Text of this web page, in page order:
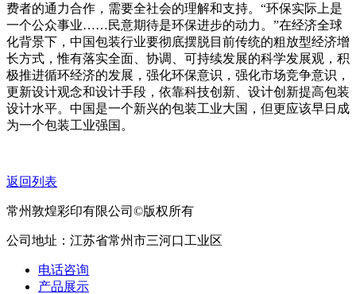
费者的通力合作，需要全社会的理解和支持。“环保实际上是
一个公众事业……民意期待是环保进步的动力。”在经济全球
化背景下，中国包装行业要彻底摆脱目前传统的粗放型经济增
长方式，惟有落实全面、协调、可持续发展的科学发展观，积
极推进循环经济的发展，强化环保意识，强化市场竞争意识，
更新设计观念和设计手段，依靠科技创新、设计创新提高包装
设计水平。中国是一个新兴的包装工业大国，但更应该早日成
为一个包装工业强国。
返回列表
常州敦煌彩印有限公司©版权所有
公司地址：江苏省常州市三河口工业区
电话咨询
产品展示